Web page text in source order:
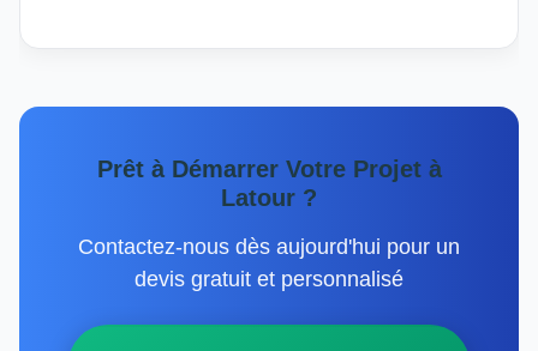
Prêt à Démarrer Votre Projet à
Latour ?
Contactez-nous dès aujourd'hui pour un
devis gratuit et personnalisé